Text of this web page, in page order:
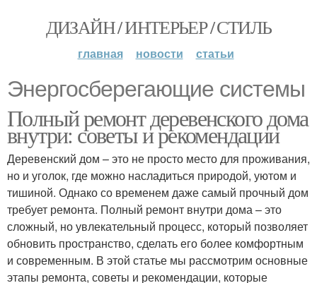
ДИЗАЙН / ИНТЕРЬЕР / СТИЛЬ
главная новости статьи
Энергосберегающие системы
Полный ремонт деревенского дома
внутри: советы и рекомендации
Деревенский дом – это не просто место для проживания,
но и уголок, где можно насладиться природой, уютом и
тишиной. Однако со временем даже самый прочный дом
требует ремонта. Полный ремонт внутри дома – это
сложный, но увлекательный процесс, который позволяет
обновить пространство, сделать его более комфортным
и современным. В этой статье мы рассмотрим основные
этапы ремонта, советы и рекомендации, которые